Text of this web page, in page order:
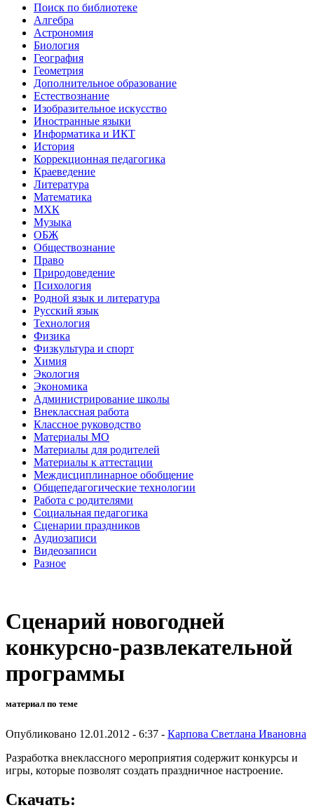
Поиск по библиотеке
Алгебра
Астрономия
Биология
География
Геометрия
Дополнительное образование
Естествознание
Изобразительное искусство
Иностранные языки
Информатика и ИКТ
История
Коррекционная педагогика
Краеведение
Литература
Математика
МХК
Музыка
ОБЖ
Обществознание
Право
Природоведение
Психология
Родной язык и литература
Русский язык
Технология
Физика
Физкультура и спорт
Химия
Экология
Экономика
Администрирование школы
Внеклассная работа
Классное руководство
Материалы МО
Материалы для родителей
Материалы к аттестации
Междисциплинарное обобщение
Общепедагогические технологии
Работа с родителями
Социальная педагогика
Сценарии праздников
Аудиозаписи
Видеозаписи
Разное
Сценарий новогодней
конкурсно-развлекательной
программы
материал по теме
Опубликовано 12.01.2012 - 6:37 - Карпова Светлана Ивановна
Разработка внеклассного мероприятия содержит конкурсы и
игры, которые позволят создать праздничное настроение.
Скачать: